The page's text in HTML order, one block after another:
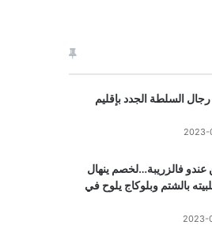
السلطة الجدد بإقليم
2023-
عندو فالزريبة…لخصم ينهال
بالشتم وبلوكاج يلوح في
2023-